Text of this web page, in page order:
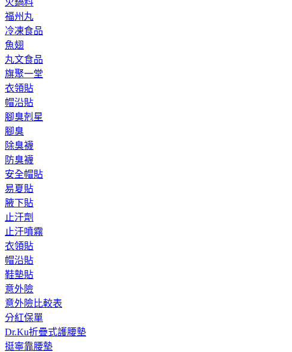
福州丸
冷凍食品
魚翅
丸文食品
旗聚一堂
衣領貼
帽沿貼
腳臭剋星
腳臭
除臭襪
防臭襪
安全帽貼
易夏貼
腋下貼
止汗劑
止汗噴霧
衣領貼
帽沿貼
鞋墊貼
意外險
意外險比較表
分紅保單
Dr.Ku折疊式護腰墊
挺寧靠腰墊